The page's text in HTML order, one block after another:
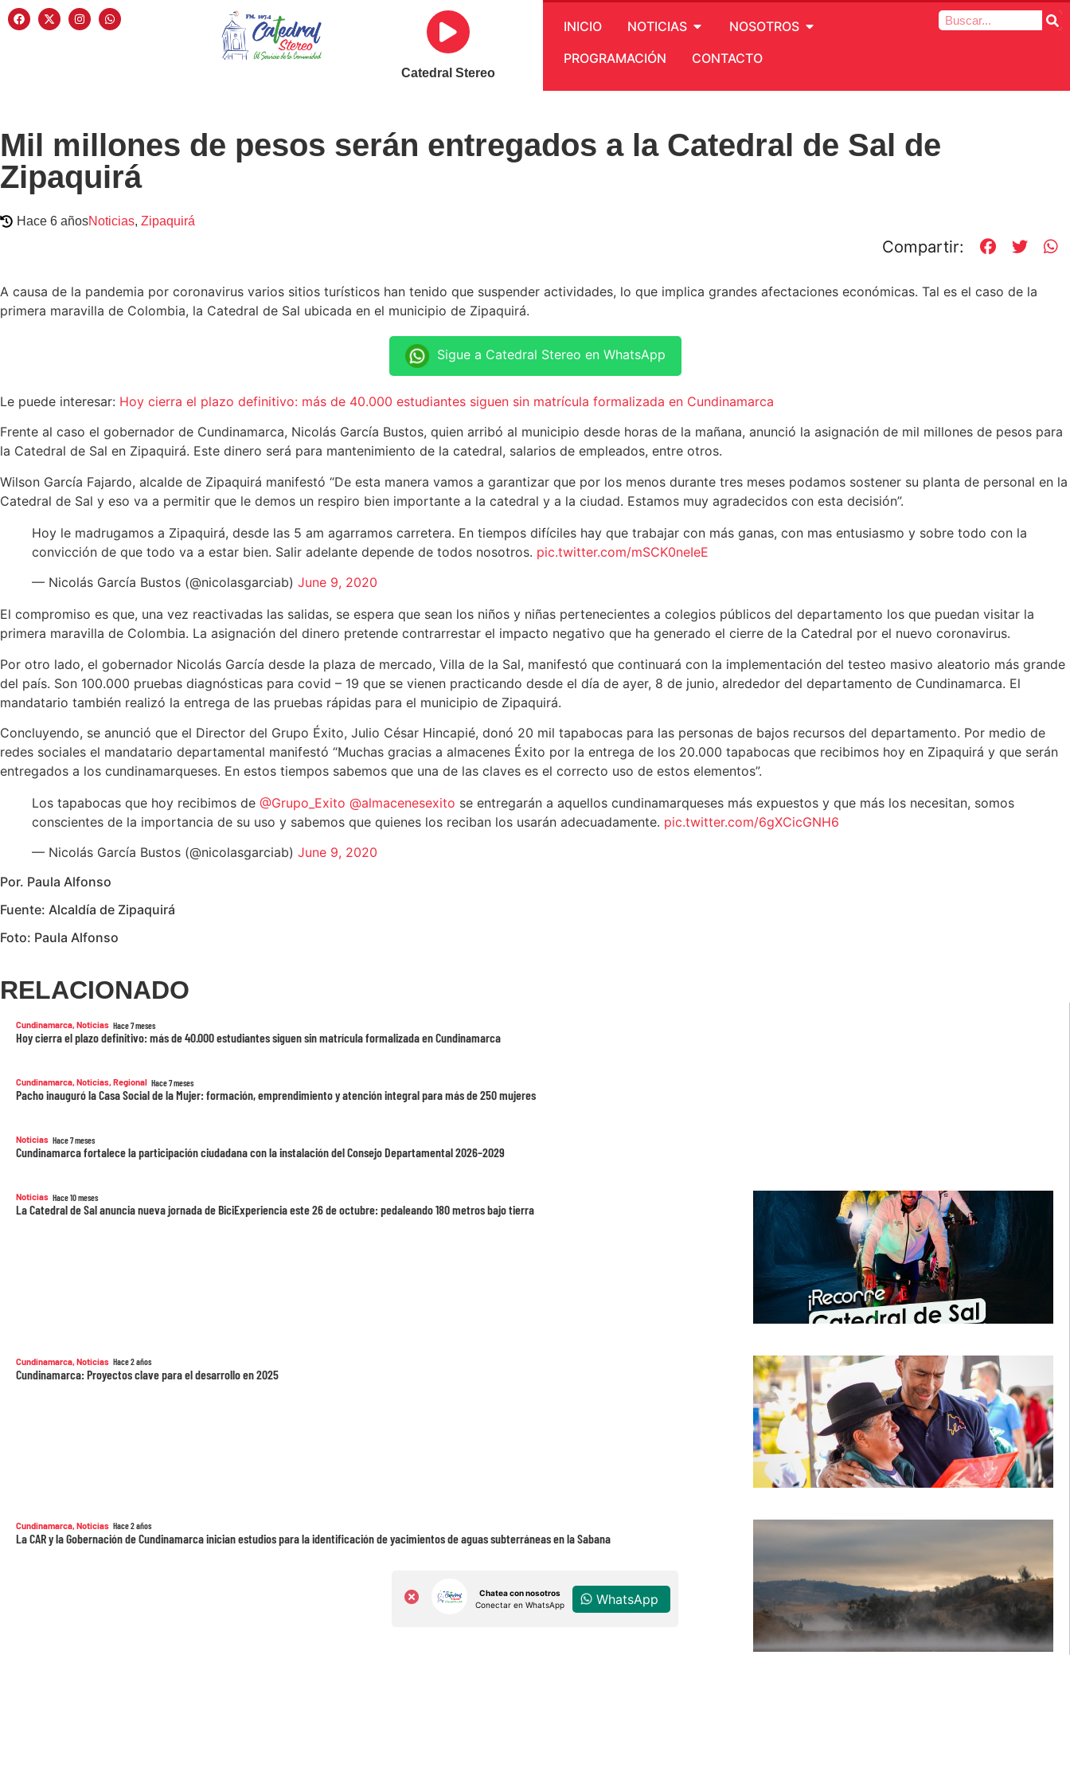
Catedral Stereo
INICIO NOTICIAS
NOSOTROS
PROGRAMACIÓN
CONTACTO
Mil millones de pesos serán entregados a la Catedral de Sal de
Zipaquirá
Hace 6 añosNoticias, Zipaquirá
Compartir:
A causa de la pandemia por coronavirus varios sitios turísticos han tenido que suspender actividades, lo que implica grandes afectaciones económicas. Tal es el caso de la
primera maravilla de Colombia, la Catedral de Sal ubicada en el municipio de Zipaquirá.
Sigue a Catedral Stereo en WhatsApp
Le puede interesar: Hoy cierra el plazo definitivo: más de 40.000 estudiantes siguen sin matrícula formalizada en Cundinamarca
Frente al caso el gobernador de Cundinamarca, Nicolás García Bustos, quien arribó al municipio desde horas de la mañana, anunció la asignación de mil millones de pesos para
la Catedral de Sal en Zipaquirá. Este dinero será para mantenimiento de la catedral, salarios de empleados, entre otros.
Wilson García Fajardo, alcalde de Zipaquirá manifestó “De esta manera vamos a garantizar que por los menos durante tres meses podamos sostener su planta de personal en la
Catedral de Sal y eso va a permitir que le demos un respiro bien importante a la catedral y a la ciudad. Estamos muy agradecidos con esta decisión”.
Hoy le madrugamos a Zipaquirá, desde las 5 am agarramos carretera. En tiempos difíciles hay que trabajar con más ganas, con mas entusiasmo y sobre todo con la
convicción de que todo va a estar bien. Salir adelante depende de todos nosotros. pic.twitter.com/mSCK0neIeE
— Nicolás García Bustos (@nicolasgarciab) June 9, 2020
El compromiso es que, una vez reactivadas las salidas, se espera que sean los niños y niñas pertenecientes a colegios públicos del departamento los que puedan visitar la
primera maravilla de Colombia. La asignación del dinero pretende contrarrestar el impacto negativo que ha generado el cierre de la Catedral por el nuevo coronavirus.
Por otro lado, el gobernador Nicolás García desde la plaza de mercado, Villa de la Sal, manifestó que continuará con la implementación del testeo masivo aleatorio más grande
del país. Son 100.000 pruebas diagnósticas para covid – 19 que se vienen practicando desde el día de ayer, 8 de junio, alrededor del departamento de Cundinamarca. El
mandatario también realizó la entrega de las pruebas rápidas para el municipio de Zipaquirá.
Concluyendo, se anunció que el Director del Grupo Éxito, Julio César Hincapié, donó 20 mil tapabocas para las personas de bajos recursos del departamento. Por medio de
redes sociales el mandatario departamental manifestó “Muchas gracias a almacenes Éxito por la entrega de los 20.000 tapabocas que recibimos hoy en Zipaquirá y que serán
entregados a los cundinamarqueses. En estos tiempos sabemos que una de las claves es el correcto uso de estos elementos”.
Los tapabocas que hoy recibimos de @Grupo_Exito @almacenesexito se entregarán a aquellos cundinamarqueses más expuestos y que más los necesitan, somos
conscientes de la importancia de su uso y sabemos que quienes los reciban los usarán adecuadamente. pic.twitter.com/6gXCicGNH6
— Nicolás García Bustos (@nicolasgarciab) June 9, 2020
Por. Paula Alfonso
Fuente: Alcaldía de Zipaquirá
Foto: Paula Alfonso
RELACIONADO
Cundinamarca,Noticias Hace 7 meses
Hoy cierra el plazo definitivo: más de 40.000 estudiantes siguen sin matrícula formalizada en Cundinamarca
Cundinamarca,Noticias,Regional Hace 7 meses
Pacho inauguró la Casa Social de la Mujer: formación, emprendimiento y atención integral para más de 250 mujeres
Noticias Hace 7 meses
Cundinamarca fortalece la participación ciudadana con la instalación del Consejo Departamental 2026–2029
Noticias Hace 10 meses
La Catedral de Sal anuncia nueva jornada de BiciExperiencia este 26 de octubre: pedaleando 180 metros bajo tierra
Cundinamarca Noticias Hace 2 años
Cundinamarca: Proyectos clave para el desarrollo en 2025
Cundinamarca,Noticias Hace 2 años
La CAR y la Gobernación de Cundinamarca inician estudios para la identificación de yacimientos de aguas subterráneas en la Sabana
Chatea con nosotros
Conectar en WhatsApp
WhatsApp